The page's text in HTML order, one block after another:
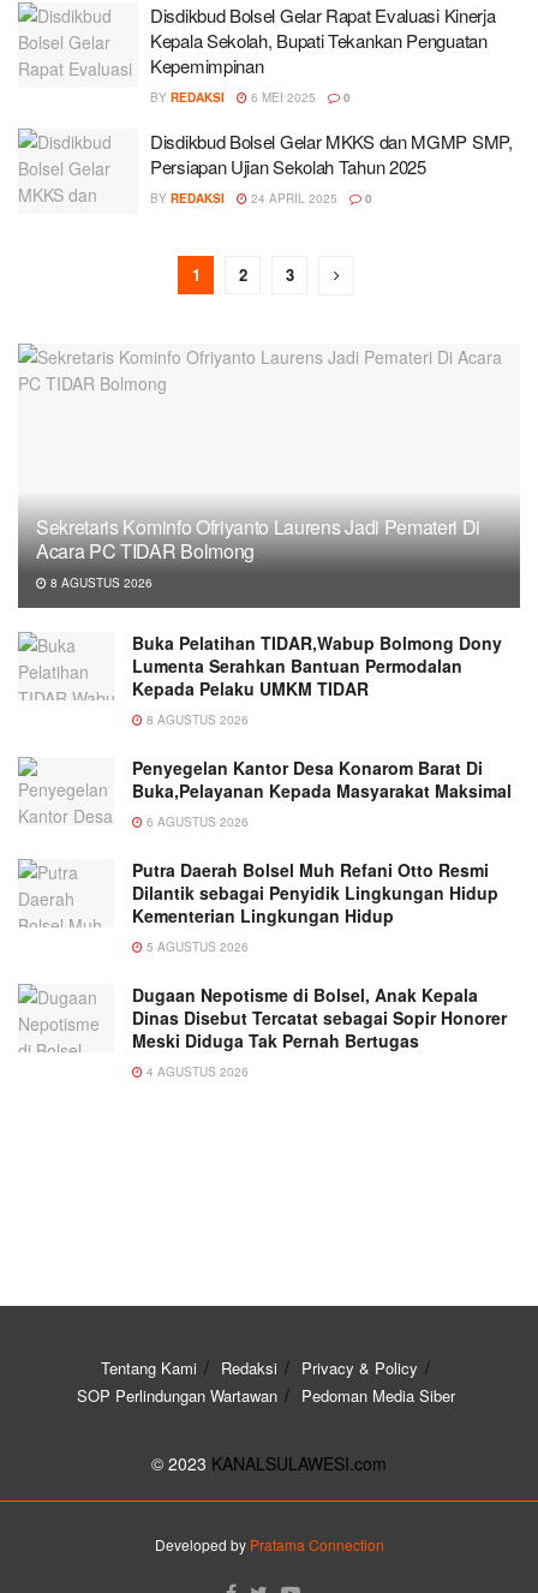
Disdikbud Bolsel Gelar Rapat Evaluasi Kinerja
Kepala Sekolah, Bupati Tekankan Penguatan
Kepemimpinan
BY REDAKSI 6 MEI 2025 0
Disdikbud Bolsel Gelar MKKS dan MGMP SMP,
Persiapan Ujian Sekolah Tahun 2025
BY REDAKSI 24 APRIL 2025 0
1 2 3
Sekretaris Kominfo Ofriyanto Laurens Jadi Pemateri Di
Acara PC TIDAR Bolmong
8 AGUSTUS 2026
Buka Pelatihan TIDAR,Wabup Bolmong Dony
Lumenta Serahkan Bantuan Permodalan
Kepada Pelaku UMKM TIDAR
8 AGUSTUS 2026
Penyegelan Kantor Desa Konarom Barat Di
Buka,Pelayanan Kepada Masyarakat Maksimal
6 AGUSTUS 2026
Putra Daerah Bolsel Muh Refani Otto Resmi
Dilantik sebagai Penyidik Lingkungan Hidup
Kementerian Lingkungan Hidup
5 AGUSTUS 2026
Dugaan Nepotisme di Bolsel, Anak Kepala
Dinas Disebut Tercatat sebagai Sopir Honorer
Meski Diduga Tak Pernah Bertugas
4 AGUSTUS 2026
Tentang Kami Redaksi
Privacy & Policy
SOP Perlindungan Wartawan
Pedoman Media Siber
© 2023 KANALSULAWESI.com
Developed by Pratama Connection